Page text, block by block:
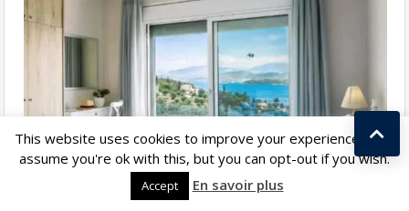
This website uses cookies to improve your experience. We'll
assume you're ok with this, but you can opt-out if you wish.
Accept En savoir plus
Kostas Taralas